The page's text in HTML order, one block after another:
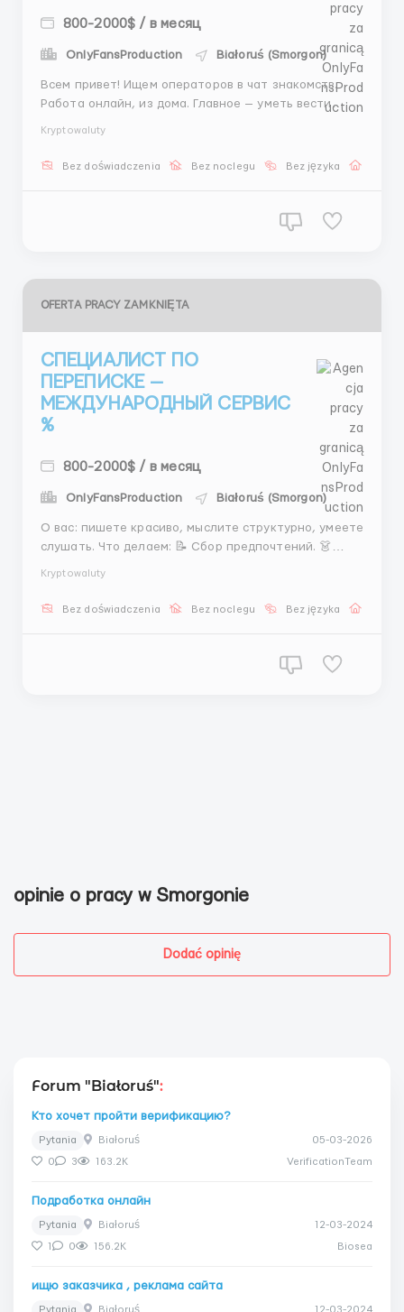
800-2000$ / в месяц
OnlyFansProduction Białoruś (Smorgon)
Всем привет! Ищем операторов в чат знакомств.
Работа онлайн, из дома. Главное — уметь вести
подбираем девушек — организуем встречи —
Kryptowaluty
Bez doświadczenia Bez noclegu Bez języka
OFERTA PRACY ZAMKNIĘTA
СПЕЦИАЛИСТ ПО
ПЕРЕПИСКЕ —
МЕЖДУНАРОДНЫЙ СЕРВИС
%
800-2000$ / в месяц
OnlyFansProduction Białoruś (Smorgon)
О вас: пишете красиво, мыслите структурно, умеете
слушать. Что делаем: 📝 Сбор предпочтений. 👗
проекте. 🎓 Наставник и гайды. Контакты:
Kryptowaluty
Bez doświadczenia Bez noclegu Bez języka
opinie o pracy w Smorgonie
Dodać opinię
Forum "Białoruś":
Кто хочет пройти верификацию?
Pytania Białoruś 05-03-2026
0 3 163.2K VerificationTeam
Подработка онлайн
Pytania Białoruś 12-03-2024
1 0 156.2K Biosea
ищю заказчика , реклама сайта
Pytania Białoruś 12-03-2024